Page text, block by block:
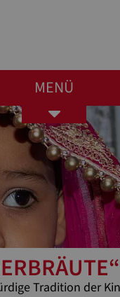
MENÜ
Toggle
navigation
Tradition der